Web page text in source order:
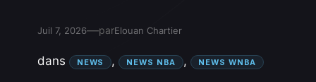
Juil 7, 2026—parElouan Chartier
dans NEWS , NEWS NBA , NEWS WNBA